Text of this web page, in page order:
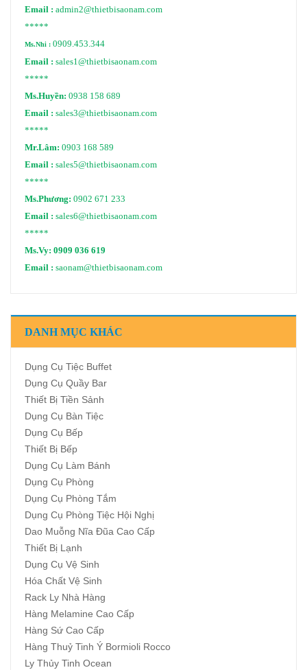
Email : admin2@thietbisaonam.com
*****
Ms.Nhi : 0909.453.344
Email : sales1@thietbisaonam.com
*****
Ms.Huyền: 0938 158 689
Email : sales3@thietbisaonam.com
*****
Mr.Lâm: 0903 168 589
Email : sales5@thietbisaonam.com
*****
Ms.Phương: 0902 671 233
Email : sales6@thietbisaonam.com
*****
Ms.Vy: 0909 036 619
Email : saonam@thietbisaonam.com
DANH MỤC KHÁC
Dụng Cụ Tiệc Buffet
Dụng Cụ Quầy Bar
Thiết Bị Tiền Sảnh
Dụng Cụ Bàn Tiệc
Dụng Cụ Bếp
Thiết Bị Bếp
Dụng Cụ Làm Bánh
Dụng Cụ Phòng
Dụng Cụ Phòng Tắm
Dụng Cụ Phòng Tiệc Hội Nghị
Dao Muỗng Nĩa Đũa Cao Cấp
Thiết Bị Lạnh
Dụng Cụ Vệ Sinh
Hóa Chất Vệ Sinh
Rack Ly Nhà Hàng
Hàng Melamine Cao Cấp
Hàng Sứ Cao Cấp
Hàng Thuỷ Tinh Ý Bormioli Rocco
Ly Thủy Tinh Ocean